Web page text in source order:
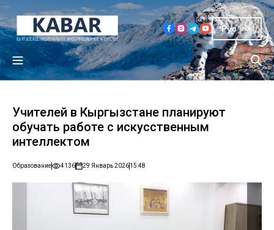
Рус
Учителей в Кыргызстане планируют
обучать работе с искусственным
интеллектом
Образование 4136 29 Январь 202615:48